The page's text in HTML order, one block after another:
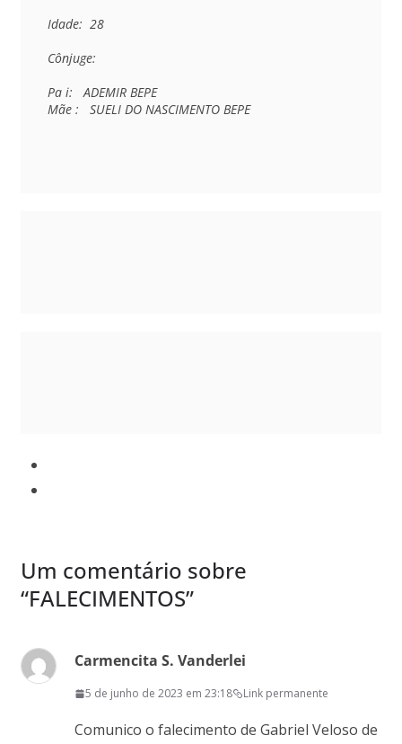
Idade:  28
Cônjuge:
Pa i:   ADEMIR BEPE
Mãe :   SUELI DO NASCIMENTO BEPE
Um comentário sobre
“FALECIMENTOS”
Carmencita S. Vanderlei
5 de junho de 2023 em 23:18 Link permanente
Comunico o falecimento de Gabriel Veloso de